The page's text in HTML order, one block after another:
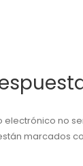
electrónico no
marcados